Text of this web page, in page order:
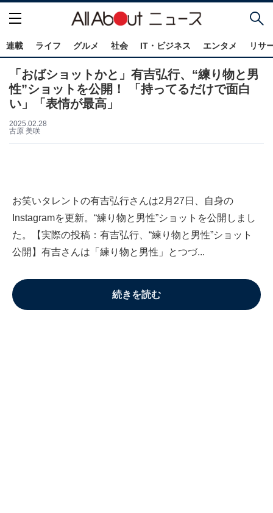
連載 ライフ グルメ 社会 IT・ビジネス エンタメ リサ
「おばショットかと」有吉弘行、“練り物と男
性”ショットを公開！ 「持ってるだけで面白
い」「表情が最高」
2025.02.28
古原 美咲
お笑いタレントの有吉弘行さんは2月27日、自身の
Instagramを更新。“練り物と男性”ショットを公開しまし
た。【実際の投稿：有吉弘行、“練り物と男性”ショット
公開】有吉さんは「練り物と男性」とつづ...
続きを読む